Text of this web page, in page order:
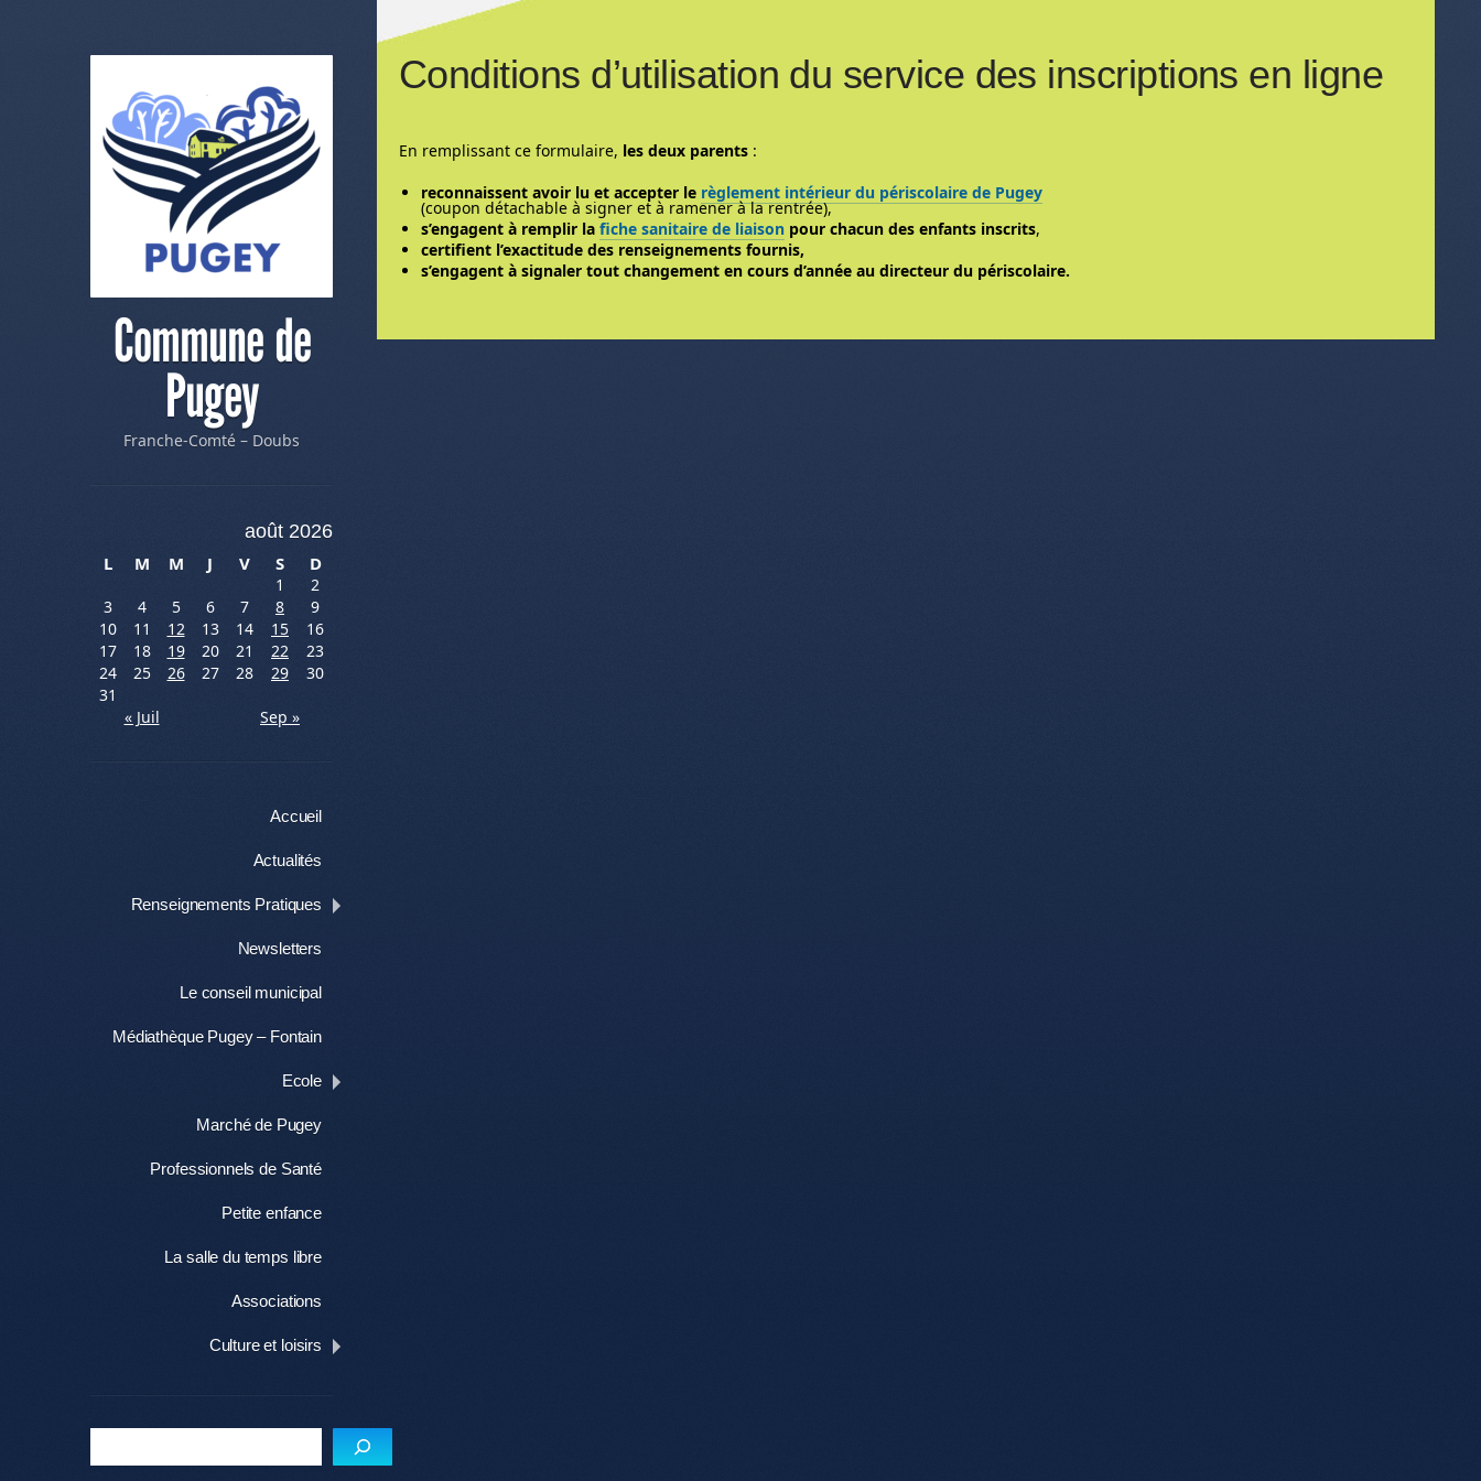
Commune de
Pugey
Franche-Comté – Doubs
août 2026
L
M M J V S D
1
2
3
4 5 6 7 8
9
10
11 12 13 14 15
16
17
18 19 20 21 22
23
24
25 26 27 28 29
30
31
« Juil
Sep »
Accueil
Actualités
Renseignements Pratiques
Newsletters
Le conseil municipal
Médiathèque Pugey – Fontain
Ecole
Marché de Pugey
Professionnels de Santé
Petite enfance
La salle du temps libre
Associations
Culture et loisirs
Conditions d’utilisation du service des inscriptions en ligne
En remplissant ce formulaire, les deux parents :
reconnaissent avoir lu et accepter le règlement intérieur du périscolaire de Pugey
(coupon détachable à signer et à ramener à la rentrée),
s’engagent à remplir la fiche sanitaire de liaison pour chacun des enfants inscrits,
certifient l’exactitude des renseignements fournis,
s’engagent à signaler tout changement en cours d’année au directeur du périscolaire.